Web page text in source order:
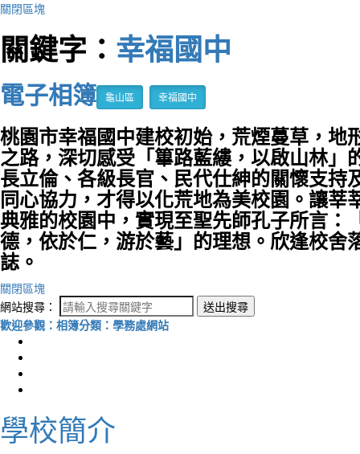
關閉區塊
關鍵字： 幸福國中
電子相簿 龜山區 幸福國中
桃園市幸福國中建校初始，荒煙蔓草，地
之路，深切感受「篳路藍縷，以啟山林」
長立倫、各級長官、民代仕紳的關懷支持
同心協力，才得以化荒地為美校園。讓莘
典雅的校園中，實現至聖先師孔子所言：
德，依於仁，游於藝」的理想。欣逢校舍
誌。
關閉區塊
網站搜尋：
送出搜尋
歡迎參觀：相簿分類：學務處網站
學校簡介